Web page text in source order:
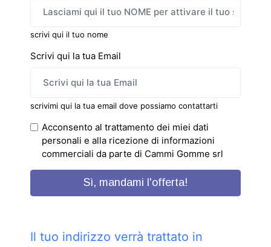
scrivi qui il tuo nome
Scrivi qui la tua Email
scrivimi qui la tua email dove possiamo contattarti
Acconsento al trattamento dei miei dati
personali e alla ricezione di informazioni
commerciali da parte di Cammi Gomme srl
Sì, mandami l'offerta!
Il tuo indirizzo verrà trattato in